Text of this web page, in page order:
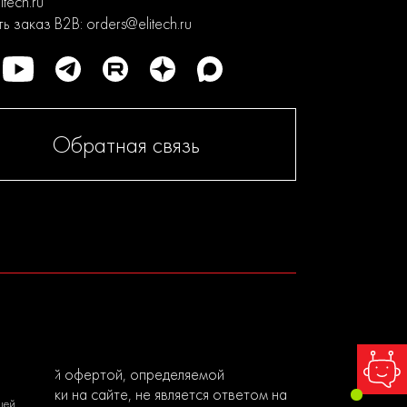
заказ B2B: orders@elitech.ru
Обратная связь
офертой, определяемой
на сайте, не является ответом на